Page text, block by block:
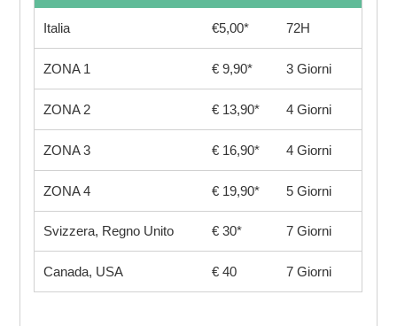
Italia €5,00* 72H
ZONA 1 € 9,90* 3 Giorni
ZONA 2 € 13,90* 4 Giorni
ZONA 3 € 16,90* 4 Giorni
ZONA 4 € 19,90* 5 Giorni
Svizzera, Regno Unito € 30* 7 Giorni
Canada, USA € 40 7 Giorni